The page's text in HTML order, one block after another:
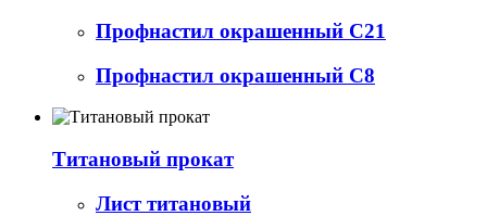
Профнастил окрашенный С21
Профнастил окрашенный С8
Титановый прокат
Лист титановый